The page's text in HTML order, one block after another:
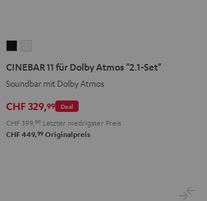
Dolby
Atmos
"2.1-
Set"
Dolby
Atmos
"2.1-
Set"
CINEBAR 11 für Dolby Atmos "2.1-Set"
Soundbar mit Dolby Atmos
Deal
CHF 329,99
CHF 399,99 Letzter niedrigster Preis
CHF 449,99 Originalpreis